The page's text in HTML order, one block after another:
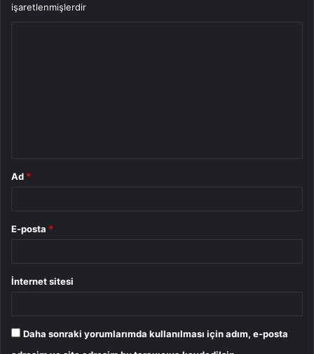
işaretlenmişlerdir
Ad *
E-posta *
İnternet sitesi
Daha sonraki yorumlarımda kullanılması için adım, e-posta